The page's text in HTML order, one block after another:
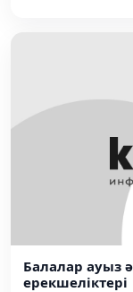
Балалар ауыз
ерекшеліктері